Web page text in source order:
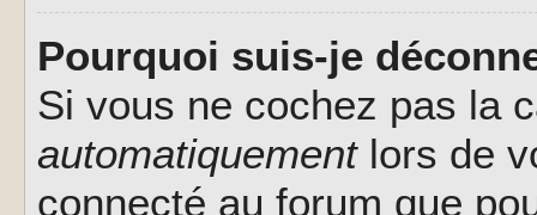
Pourquoi suis-je
Si vous ne cochez pas la
automatiquementlors de
connecté au forum que